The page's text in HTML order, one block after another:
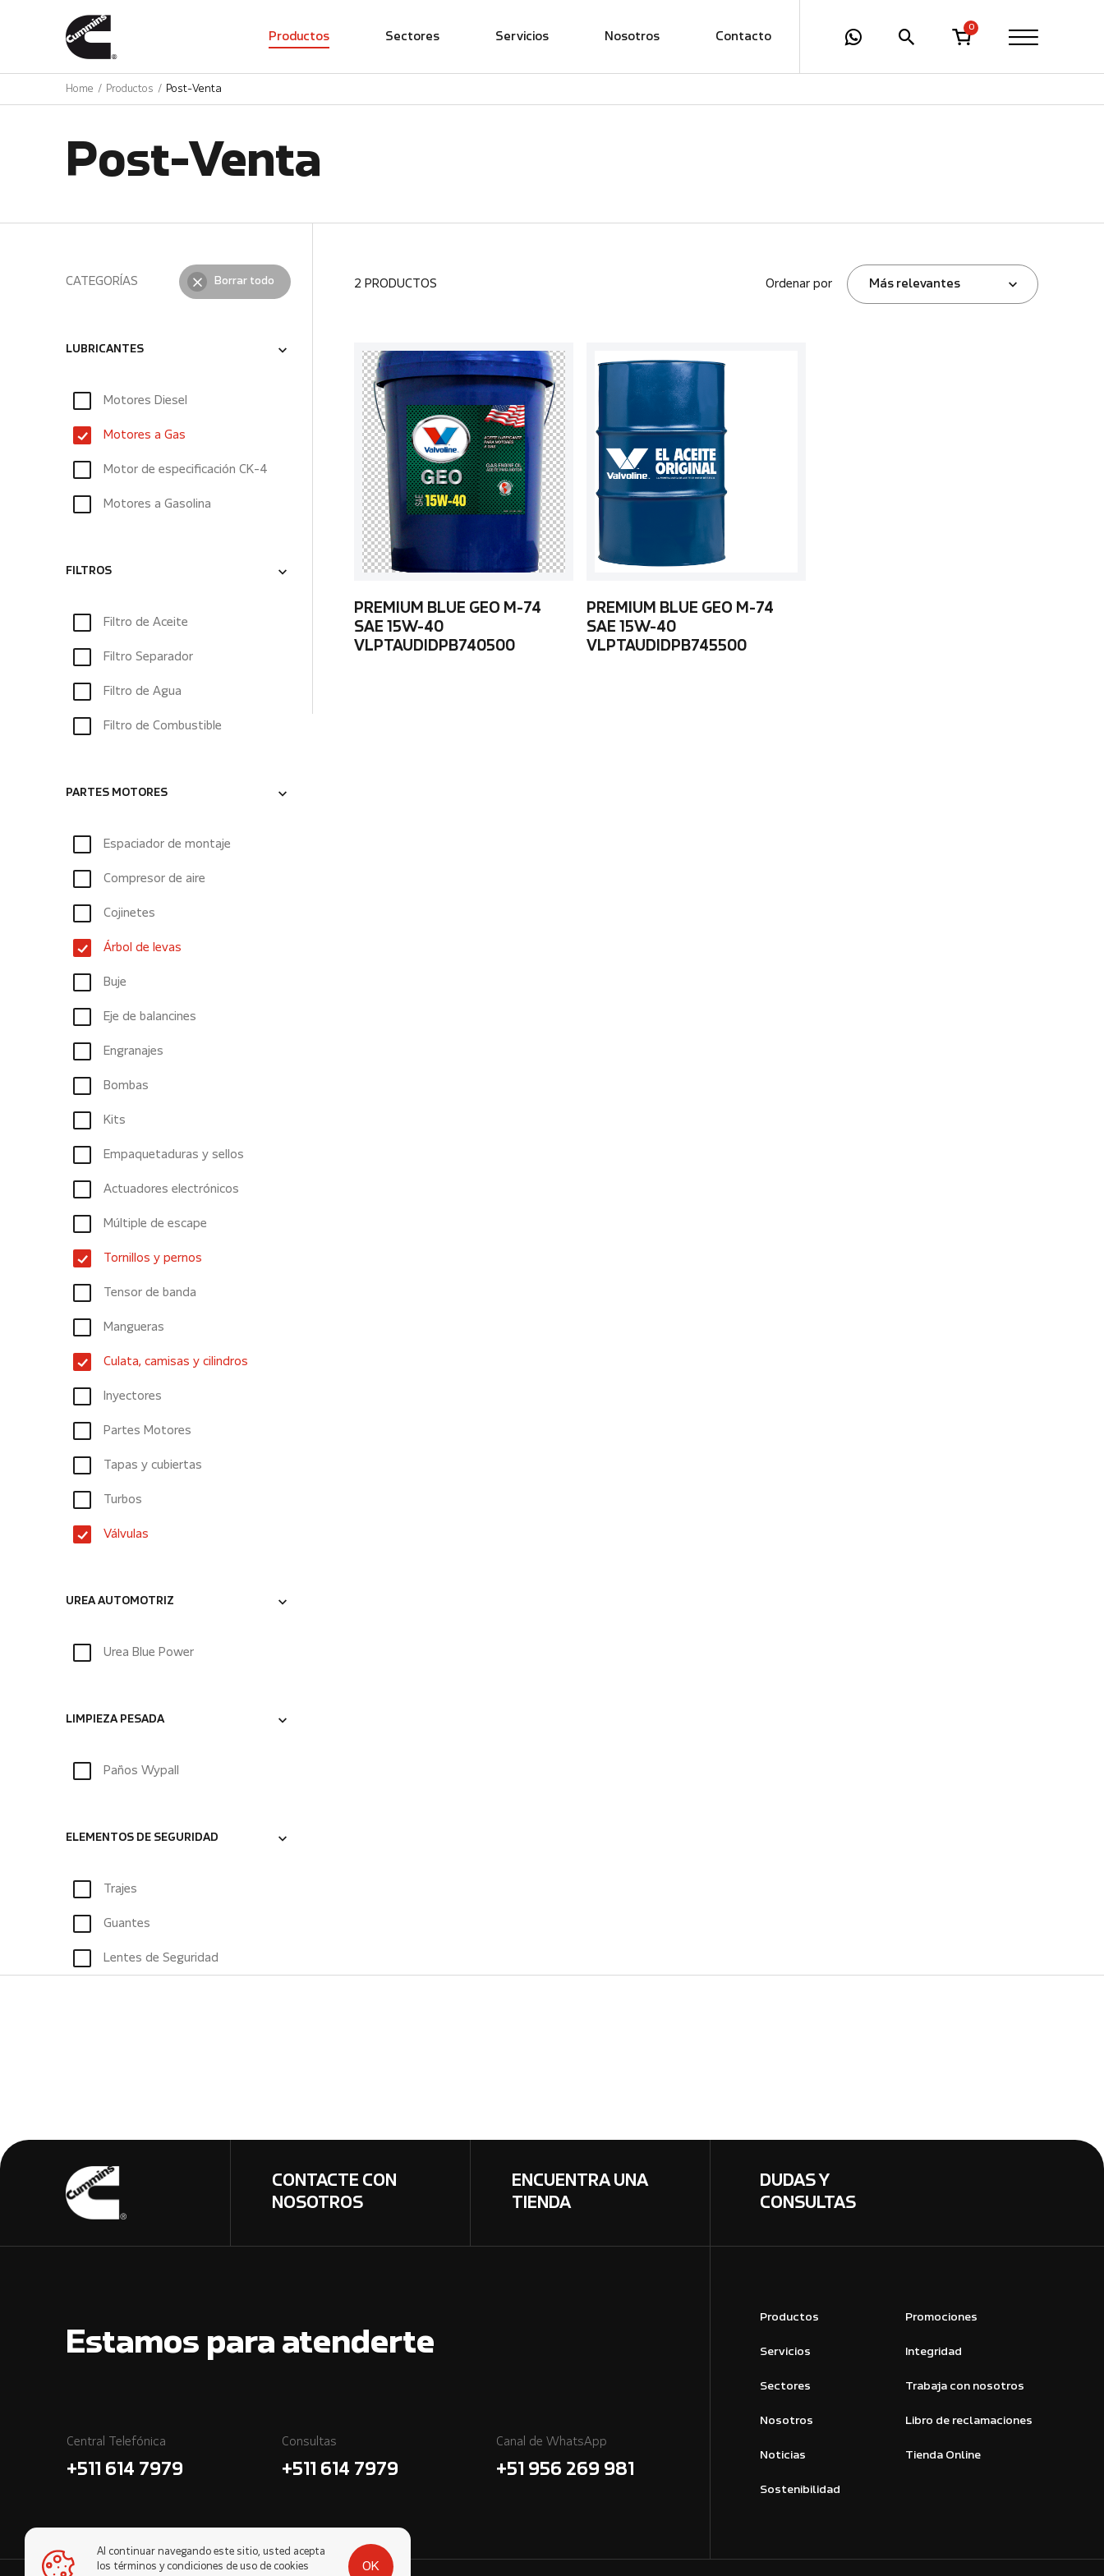
Productos Sectores Servicios Nosotros Contacto
0
Home Productos Post-Venta
Post-Venta
CATEGORÍAS Borrar todo
LUBRICANTES
Motores Diesel
Motores a Gas
Motor de especificación CK-4
Motores a Gasolina
FILTROS
Filtro de Aceite
Filtro Separador
Filtro de Agua
Filtro de Combustible
PARTES MOTORES
Espaciador de montaje
Compresor de aire
Cojinetes
Árbol de levas
Buje
Eje de balancines
Engranajes
Bombas
Kits
Empaquetaduras y sellos
Actuadores electrónicos
Múltiple de escape
Tornillos y pernos
Tensor de banda
Mangueras
Culata, camisas y cilindros
Inyectores
Partes Motores
Tapas y cubiertas
Turbos
Válvulas
UREA AUTOMOTRIZ
Urea Blue Power
LIMPIEZA PESADA
Paños Wypall
ELEMENTOS DE SEGURIDAD
Trajes
Guantes
Lentes de Seguridad
2 PRODUCTOS Ordenar por Más relevantes
PREMIUM BLUE GEO M-74
SAE 15W-40
VLPTAUDIDPB740500
PREMIUM BLUE GEO M-74
SAE 15W-40
VLPTAUDIDPB745500
CONTACTE CON
NOSOTROS
ENCUENTRA UNA
TIENDA
DUDAS Y
CONSULTAS
Estamos para atenderte
Central Telefónica
+511 614 7979
Consultas
+511 614 7979
Canal de WhatsApp
+51 956 269 981
Productos
Servicios
Sectores
Nosotros
Noticias
Sostenibilidad
Promociones
Integridad
Trabaja con nosotros
Libro de reclamaciones
Tienda Online
Al continuar navegando este sitio, usted acepta
los términos y condiciones de uso de cookies
OK